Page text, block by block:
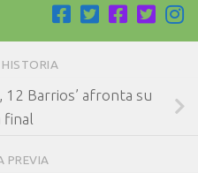
HISTORIA
12 Barrios’ afronta su
final
PREVIA